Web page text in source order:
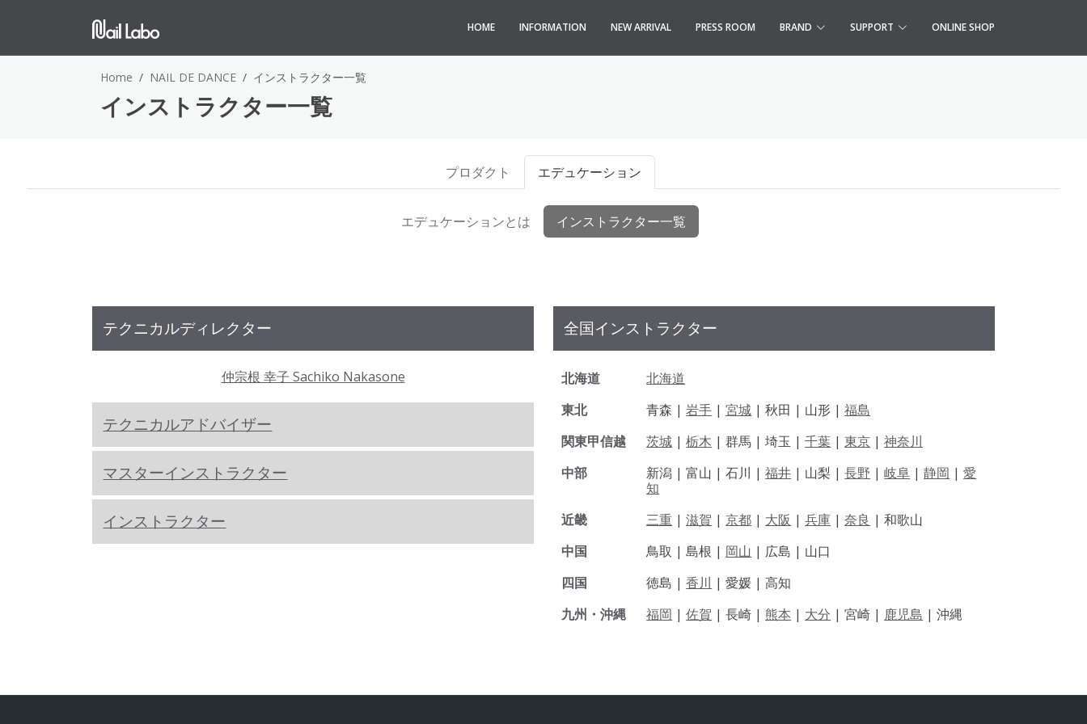
HOME INFORMATION NEW ARRIVAL PRESS ROOM BRAND SUPPORT ONLINE SHOP
Home NAIL DE DANCE インストラクター一覧
インストラクター一覧
プロダクト エデュケーション
エデュケーションとは インストラクター一覧
テクニカルディレクター
仲宗根 幸子 Sachiko Nakasone
テクニカルアドバイザー
マスターインストラクター
インストラクター
全国インストラクター
北海道
北海道
東北
青森 |岩手 |宮城 | 秋田 | 山形 |福島
関東甲信越
茨城 |栃木 | 群馬 | 埼玉 |千葉 |東京 |神奈川
中部
新潟 |富山 |石川 |福井 | 山梨 |長野 |岐阜 |静岡 |愛
知
近畿
三重 |滋賀 |京都 | 大阪 |兵庫 |奈良 |和歌山
中国
鳥取 |島根 | 岡山 | 広島 | 山口
四国
徳島 |香川 |愛媛 |高知
九州・沖縄
福岡 |佐賀 |長崎 | 熊本 | 大分 |宮崎 | 鹿児島 |沖縄